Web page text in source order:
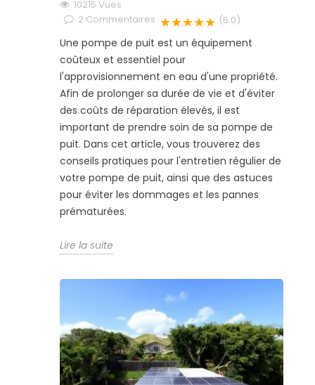
10215 Vues
2 Commentaires ★★★★★ (5.0)
Une pompe de puit est un équipement
coûteux et essentiel pour
l'approvisionnement en eau d'une propriété.
Afin de prolonger sa durée de vie et d'éviter
des coûts de réparation élevés, il est
important de prendre soin de sa pompe de
puit. Dans cet article, vous trouverez des
conseils pratiques pour l'entretien régulier de
votre pompe de puit, ainsi que des astuces
pour éviter les dommages et les pannes
prématurées.
Lire la suite